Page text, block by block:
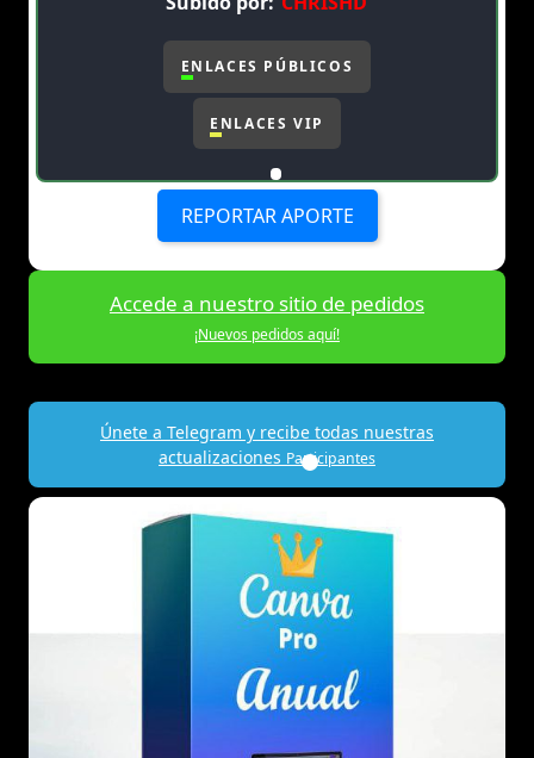
ENLACES PÚBLICOS
ENLACES VIP
REPORTAR APORTE
Accede a nuestro sitio de pedidos
¡Nuevos pedidos aquí!
Únete a Telegram y recibe todas nuestras
actualizaciones Participantes